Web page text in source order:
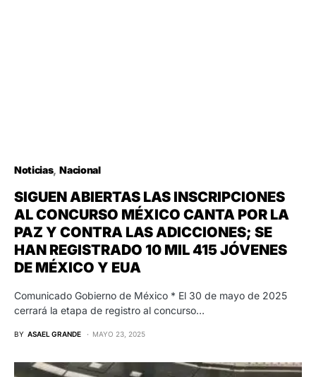
Noticias Nacional
SIGUEN ABIERTAS LAS INSCRIPCIONES
AL CONCURSO MÉXICO CANTA POR LA
PAZ Y CONTRA LAS ADICCIONES; SE
HAN REGISTRADO 10 MIL 415 JÓVENES
DE MÉXICO Y EUA
Comunicado Gobierno de México * El 30 de mayo de 2025
cerrará la etapa de registro al concurso…
BY ASAEL GRANDE MAYO 23, 2025